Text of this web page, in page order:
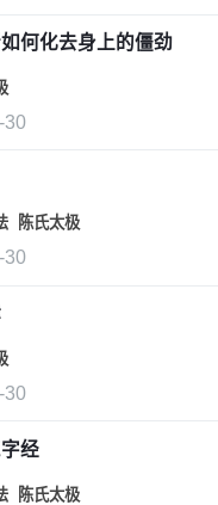
何化去身上的僵劲
30
陈氏太极
30
30
经
陈氏太极